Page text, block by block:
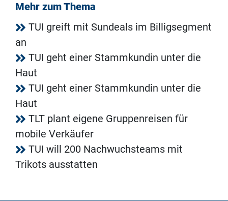
Mehr zum Thema
TUI greift mit Sundeals im Billigsegment
an
TUI geht einer Stammkundin unter die
Haut
TUI geht einer Stammkundin unter die
Haut
TLT plant eigene Gruppenreisen für
mobile Verkäufer
TUI will 200 Nachwuchsteams mit
Trikots ausstatten